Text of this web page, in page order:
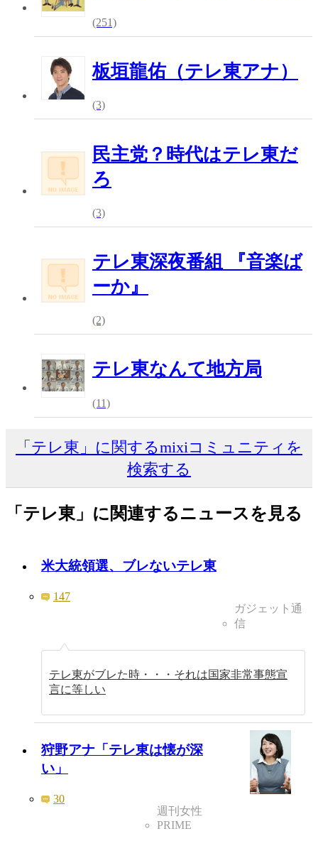
(251)
板垣龍佑（テレ東アナ）
(3)
民主党？時代はテレ東だ
ろ
(3)
テレ東深夜番組 『音楽ば
ーか』
(2)
テレ東なんて地方局
(11)
「テレ東」に関するmixiコミュニティを
検索する
「テレ東」に関連するニュースを見る
米大統領選、ブレないテレ東
147
ガジェット通
信
テレ東がブレた時・・・それは国家非常事態宣
言に等しい
狩野アナ「テレ東は懐が深
い」
30
週刊女性
PRIME